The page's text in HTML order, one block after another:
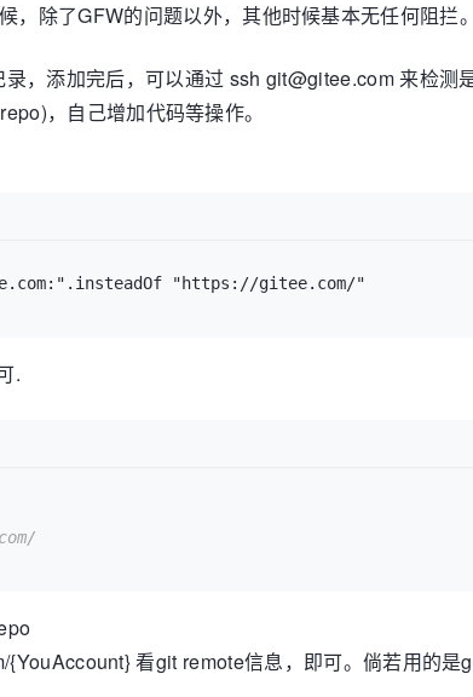
，除了GFW的问题以外，其他时候基本无任何阻拦
，添加完后，可以通过 ssh git@gitee.com 来检测
，自己增加代码等操作。
.
看git remote信息，即可。倘若用的是